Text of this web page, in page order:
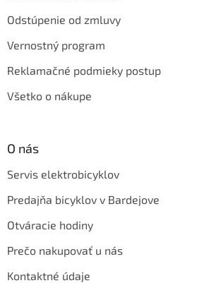
Odstúpenie od zmluvy
Vernostný program
Reklamačné podmieky postup
Všetko o nákupe
O nás
Servis elektrobicyklov
Predajňa bicyklov v Bardejove
Otváracie hodiny
Prečo nakupovať u nás
Kontaktné údaje